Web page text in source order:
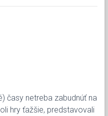
časy netreba zabudnúť na
hry ťažšie, predstavovali